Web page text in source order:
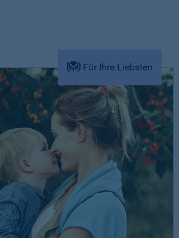
Für Ihre Liebsten